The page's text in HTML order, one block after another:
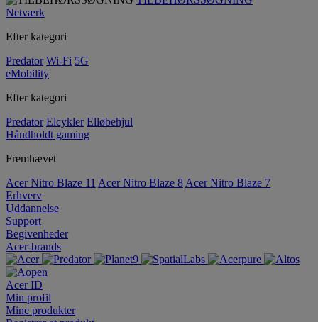
Netværk
Efter kategori
Predator Wi-Fi 5G
eMobility
Efter kategori
Predator Elcykler Elløbehjul
Håndholdt gaming
Fremhævet
Acer Nitro Blaze 11 Acer Nitro Blaze 8 Acer Nitro Blaze 7
Erhverv
Uddannelse
Support
Begivenheder
Acer-brands
Acer ID
Min profil
Mine produkter